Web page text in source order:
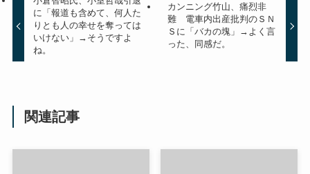
に「報道も含めて、何人た
りとも人の幸せを奪っては
いけない」→そうですよ
ね。
カンニング竹山、痛烈非
難 電車内出産批判のＳＮ
Ｓに「バカの塊」→よく言
った、同感だ。
関連記事